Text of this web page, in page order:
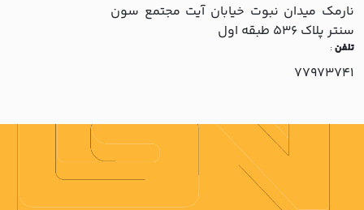
نارمک ميدان نبوت خيابان آيت مجتمع سون
سنتر پلاک 536 طبقه اول
تلفن:
77973741